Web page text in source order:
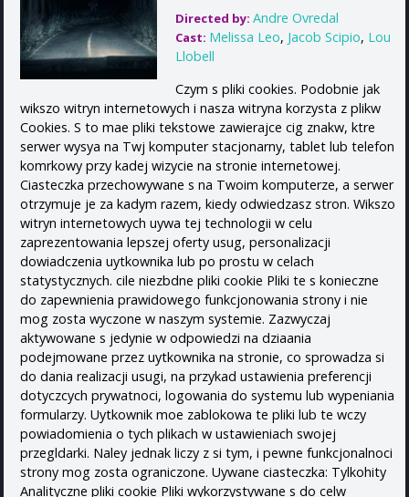
Directed by: Andre Ovredal
Cast: Melissa Leo, Jacob Scipio, Lou
Llobell
Czym s pliki cookies. Podobnie jak
wikszo witryn internetowych i nasza witryna korzysta z plikw
Cookies. S to mae pliki tekstowe zawierajce cig znakw, ktre
serwer wysya na Twj komputer stacjonarny, tablet lub telefon
komrkowy przy kadej wizycie na stronie internetowej.
Ciasteczka przechowywane s na Twoim komputerze, a serwer
otrzymuje je za kadym razem, kiedy odwiedzasz stron. Wikszo
witryn internetowych uywa tej technologii w celu
zaprezentowania lepszej oferty usug, personalizacji
dowiadczenia uytkownika lub po prostu w celach
statystycznych. cile niezbdne pliki cookie Pliki te s konieczne
do zapewnienia prawidowego funkcjonowania strony i nie
mog zosta wyczone w naszym systemie. Zazwyczaj
aktywowane s jedynie w odpowiedzi na dziaania
podejmowane przez uytkownika na stronie, co sprowadza si
do dania realizacji usugi, na przykad ustawienia preferencji
dotyczcych prywatnoci, logowania do systemu lub wypeniania
formularzy. Uytkownik moe zablokowa te pliki lub te wczy
powiadomienia o tych plikach w ustawieniach swojej
przegldarki. Naley jednak liczy z si tym, i pewne funkcjonalnoci
strony mog zosta ograniczone. Uywane ciasteczka: Tylkohity
Analityczne pliki cookie Pliki wykorzystywane s do celw